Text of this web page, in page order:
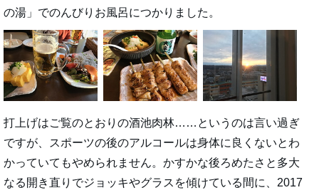
の湯」でのんびりお風呂につかりました。
打上げはご覧のとおりの酒池肉林……というのは言い過ぎ
ですが、スポーツの後のアルコールは身体に良くないとわ
かっていてもやめられません。かすかな後ろめたさと多大
なる開き直りでジョッキやグラスを傾けている間に、2017